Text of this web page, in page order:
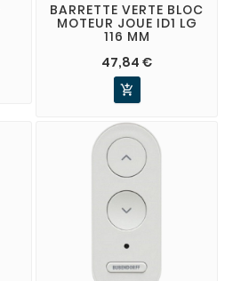
BARRETTE VERTE BLOC
MOTEUR JOUE ID1 LG
116 MM
47,84 €
